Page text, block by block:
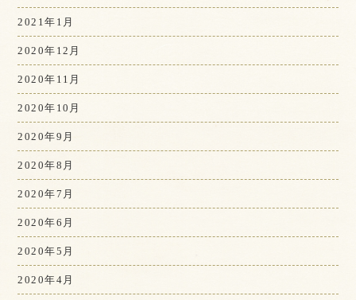
2021年1月
2020年12月
2020年11月
2020年10月
2020年9月
2020年8月
2020年7月
2020年6月
2020年5月
2020年4月